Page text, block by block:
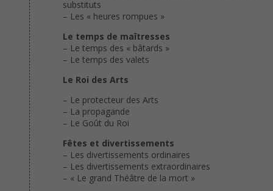
substituts
– Les « heures rompues »
Le temps de maîtresses
– Le temps des « bâtards »
– Le temps des valets
Le Roi des Arts
– Le protecteur des Arts
– La propagande
– Le Goût du Roi
Fêtes et divertissements
– Les divertissements ordinaires
– Les divertissements extraordinaires
– « Le grand Théâtre de la mort »